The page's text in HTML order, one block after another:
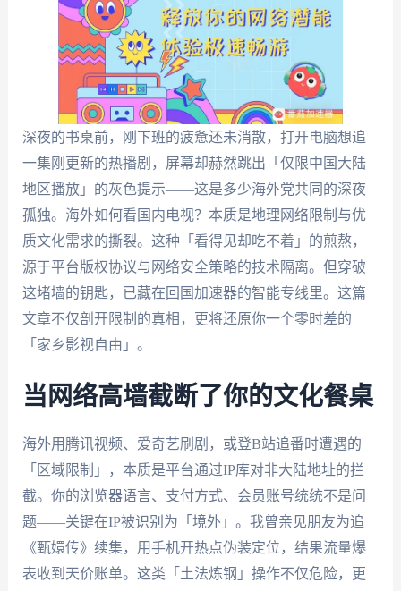
深夜的书桌前，刚下班的疲惫还未消散，打开电脑想追
一集刚更新的热播剧，屏幕却赫然跳出「仅限中国大陆
地区播放」的灰色提示——这是多少海外党共同的深夜
孤独。海外如何看国内电视？本质是地理网络限制与优
质文化需求的撕裂。这种「看得见却吃不着」的煎熬，
源于平台版权协议与网络安全策略的技术隔离。但穿破
这堵墙的钥匙，已藏在回国加速器的智能专线里。这篇
文章不仅剖开限制的真相，更将还原你一个零时差的
「家乡影视自由」。
当网络高墙截断了你的文化餐桌
海外用腾讯视频、爱奇艺刷剧，或登B站追番时遭遇的
「区域限制」，本质是平台通过IP库对非大陆地址的拦
截。你的浏览器语言、支付方式、会员账号统统不是问
题——关键在IP被识别为「境外」。我曾亲见朋友为追
《甄嬛传》续集，用手机开热点伪装定位，结果流量爆
表收到天价账单。这类「土法炼钢」操作不仅危险，更